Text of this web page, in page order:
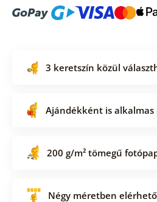
3 keretszín közül
Ajándékként is
200 g/m² tömegű
Négy méretben elérhető